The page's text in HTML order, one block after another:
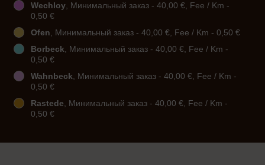
Wechloy, Минимальный заказ - 40,00 €, Fee / Km -
0,50 €
Ofen, Минимальный заказ - 40,00 €, Fee / Km - 0,50 €
Borbeck, Минимальный заказ - 40,00 €, Fee / Km -
0,50 €
Wahnbeck, Минимальный заказ - 40,00 €, Fee / Km -
0,50 €
Rastede, Минимальный заказ - 40,00 €, Fee / Km -
0,50 €